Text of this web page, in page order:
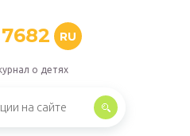
7682 RU
о детях